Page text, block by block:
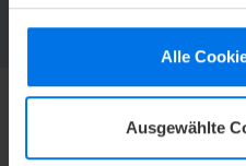
Alle
Ausgewählte